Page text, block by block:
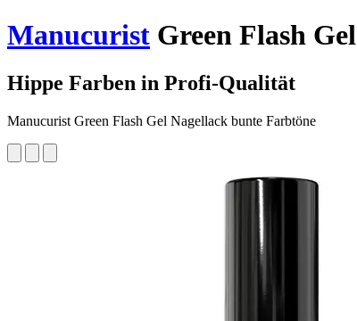
Manucurist Green Flash
Hippe Farben in Profi-Qualität
Manucurist Green Flash Gel Nagellack bunte Farbtöne